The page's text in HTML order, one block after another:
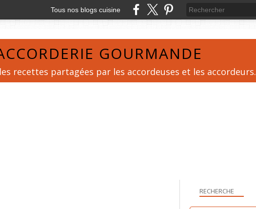
Tous nos blogs cuisine
GOURMANDE
recettes partagées par les accordeuses et les accordeurs.
RECHERCHE